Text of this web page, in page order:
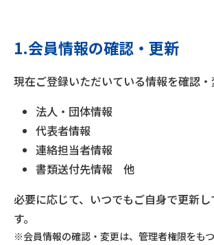
1.会員情報の確認・更新
現在ご登録いただいている情報を確認・
法人・団体情報
代表者情報
連絡担当者情報
書類送付先情報 他
必要に応じて、いつでもご自身で更新
す。
※会員情報の確認・変更は、管理者権限をも